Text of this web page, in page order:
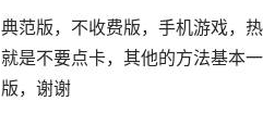
典范版，不收费版，手机游戏，
就是不要点卡，其他的方法基本
版，谢谢